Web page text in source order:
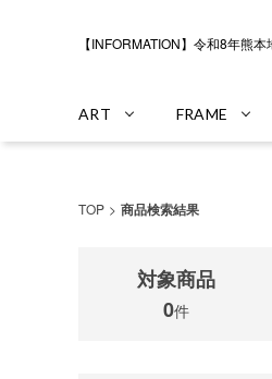
ART FRAME
TOP 商品検索結果
対象商品
0件